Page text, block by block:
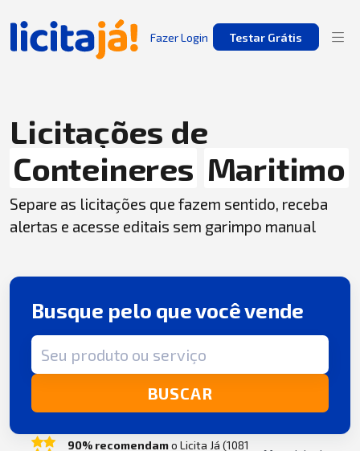
Fazer Login Testar Grátis
Licitações de
Conteineres Maritimo
Separe as licitações que fazem sentido, receba
alertas e acesse editais sem garimpo manual
Busque pelo que você vende
Termo de busca
BUSCAR
90% recomendamo Licita Já (1081